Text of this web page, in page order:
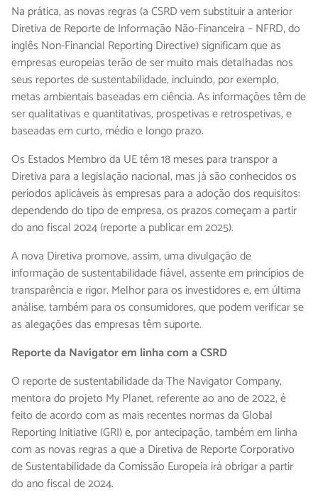
Na prática, as novas regras (a CSRD vem substituir a anterior
Diretiva de Reporte de Informação Não-Financeira – NFRD, do
inglês Non-Financial Reporting Directive) significam que as
empresas europeias terão de ser muito mais detalhadas nos
seus reportes de sustentabilidade, incluindo, por exemplo,
metas ambientais baseadas em ciência. As informações têm de
ser qualitativas e quantitativas, prospetivas e retrospetivas, e
baseadas em curto, médio e longo prazo.
Os Estados Membro da UE têm 18 meses para transpor a
Diretiva para a legislação nacional, mas já são conhecidos os
períodos aplicáveis às empresas para a adoção dos requisitos:
dependendo do tipo de empresa, os prazos começam a partir
do ano fiscal 2024 (reporte a publicar em 2025).
A nova Diretiva promove, assim, uma divulgação de
informação de sustentabilidade fiável, assente em princípios de
transparência e rigor. Melhor para os investidores e, em última
análise, também para os consumidores, que podem verificar se
as alegações das empresas têm suporte.
Reporte da Navigator em linha com a CSRD
O reporte de sustentabilidade da The Navigator Company,
mentora do projeto My Planet, referente ao ano de 2022, é
feito de acordo com as mais recentes normas da Global
Reporting Initiative (GRI) e, por antecipação, também em linha
com as novas regras a que a Diretiva de Reporte Corporativo
de Sustentabilidade da Comissão Europeia irá obrigar a partir
do ano fiscal de 2024.